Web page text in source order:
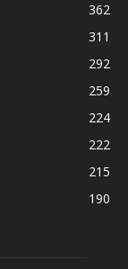
362
311
292
259
224
222
215
190